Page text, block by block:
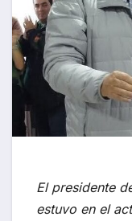
El presidente
estuvo en el